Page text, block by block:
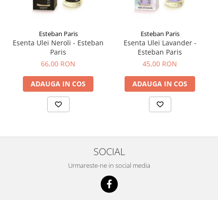
Esteban Paris
Esenta Ulei Neroli - Esteban
Paris
66,00 RON
ADAUGA IN COS
Esteban Paris
Esenta Ulei Lavander -
Esteban Paris
45,00 RON
ADAUGA IN COS
SOCIAL
Urmareste-ne in social media